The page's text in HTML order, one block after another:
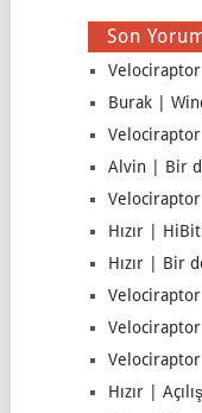
Son
Burak |
Velociraptor
Alvin | Bir
Hızır |
Hızır | Bir
Hızır |